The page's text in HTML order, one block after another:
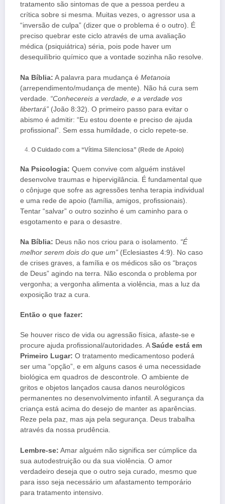
tratamento são sintomas de que a pessoa perdeu a
crítica sobre si mesma. Muitas vezes, o agressor usa a
“inversão de culpa” (dizer que o problema é o outro). É
preciso quebrar este ciclo através de uma avaliação
médica (psiquiátrica) séria, pois pode haver um
desequilíbrio químico que a vontade sozinha não resolve.
Na Bíblia: A palavra para mudança é Metanoia
(arrependimento/mudança de mente). Não há cura sem
verdade. “Conhecereis a verdade, e a verdade vos
libertará” (João 8:32). O primeiro passo para evitar o
abismo é admitir: “Eu estou doente e preciso de ajuda
profissional”. Sem essa humildade, o ciclo repete-se.
O Cuidado com a “Vítima Silenciosa” (Rede de Apoio)
Na Psicologia: Quem convive com alguém instável
desenvolve traumas e hipervigilância. É fundamental que
o cônjuge que sofre as agressões tenha terapia individual
e uma rede de apoio (família, amigos, profissionais).
Tentar “salvar” o outro sozinho é um caminho para o
esgotamento e para o desastre.
Na Bíblia: Deus não nos criou para o isolamento. “É
melhor serem dois do que um” (Eclesiastes 4:9). No caso
de crises graves, a família e os médicos são os “braços
de Deus” agindo na terra. Não esconda o problema por
vergonha; a vergonha alimenta a violência, mas a luz da
exposição traz a cura.
Então o que fazer:
Se houver risco de vida ou agressão física, afaste-se e
procure ajuda profissional/autoridades. A Saúde está em
Primeiro Lugar: O tratamento medicamentoso poderá
ser uma “opção”, e em alguns casos é uma necessidade
biológica em quadros de descontrole. O ambiente de
gritos e objetos lançados causa danos neurológicos
permanentes no desenvolvimento infantil. A segurança da
criança está acima do desejo de manter as aparências.
Reze pela paz, mas aja pela segurança. Deus trabalha
através da nossa prudência.
Lembre-se: Amar alguém não significa ser cúmplice da
sua autodestruição ou da sua violência. O amor
verdadeiro deseja que o outro seja curado, mesmo que
para isso seja necessário um afastamento temporário
para tratamento intensivo.